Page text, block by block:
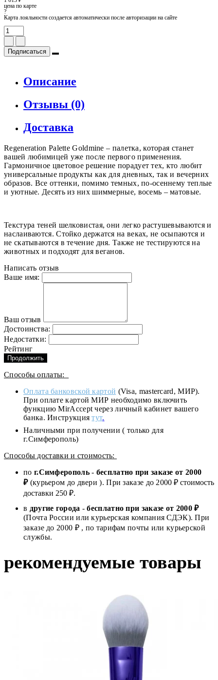
цена по карте
?
Карта лояльности создается автоматически после авторизации на сайте
Подписаться
Описание
Отзывы (0)
Доставка
Regeneration Palette Goldmine – палетка, которая станет
вашей любимицей уже после первого применения.
Гармоничное цветовое решение порадует тех, кто любит
универсальные продукты как для дневных, так и вечерних
образов. Все оттенки, помимо темных, по-осеннему теплые
и уютные. Десять из них шиммерные, восемь – матовые.
Текстура теней шелковистая, они легко растушевываются и
наслаиваются. Стойко держатся на веках, не осыпаются и
не скатываются в течение дня. Также не тестируются на
животных и подходят для веганов.
Написать отзыв
Ваше имя:
Ваш отзыв
Достоинства:
Недостатки:
Рейтинг
Продолжить
Способы оплаты:
Оплата банковской картой (Visa, mastercard, МИР).
При оплате картой МИР необходимо включить
функцию MirAccept через личный кабинет вашего
банка. Инструкциятут.
Наличными при получении ( только для
г.Симферополь)
Способы доставки и стоимость:
по г.Симферополь- бесплатно при заказе от 2000
₽(курьером до двери ). При заказе до 2000 ₽ стоимость
доставки 250 ₽.
в другие города -бесплатно при заказе от 2000 ₽
(Почта России или курьерская компания СДЭК). При
заказе до 2000 ₽ , по тарифам почты или курьерской
службы.
рекомендуемые товары